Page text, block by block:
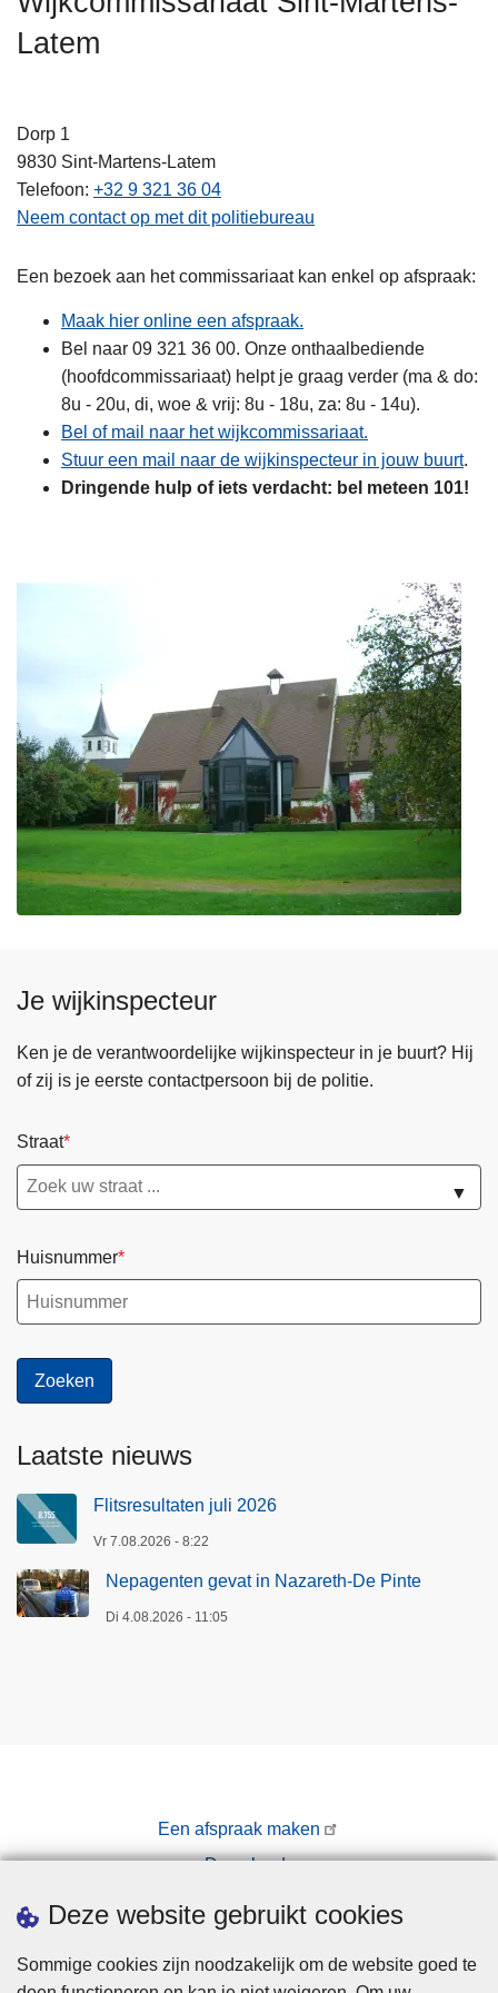
Deze website gebruikt cookies
Sommige cookies zijn noodzakelijk om de website goed te
Latem
Dorp 1
9830 Sint-Martens-Latem
Telefoon +32 9 321 36 04
Neem contact op met dit politiebureau
Een bezoek aan het commissariaat kan enkel op afspraak:
Maak hier online een afspraak.
Bel naar 09 321 36 00. Onze onthaalbediende
(hoofdcommissariaat) helpt je graag verder (ma & do:
8u - 20u, di, woe & vrij: 8u - 18u, za: 8u - 14u).
Bel of mail naar het wijkcommissariaat.
Stuur een mail naar de wijkinspecteur in jouw buurt.
Dringende hulp of iets verdacht: bel meteen 101!
Je wijkinspecteur
Ken je de verantwoordelijke wijkinspecteur in je buurt? Hij
of zij is je eerste contactpersoon bij de politie.
Straat
▼
Huisnummer
Laatste nieuws
Flitsresultaten juli 2026
Vr 7.08.2026 - 8:22
Nepagenten gevat in Nazareth-De Pinte
Di 4.08.2026 - 11:05
Een afspraak maken
Downloads
Pers